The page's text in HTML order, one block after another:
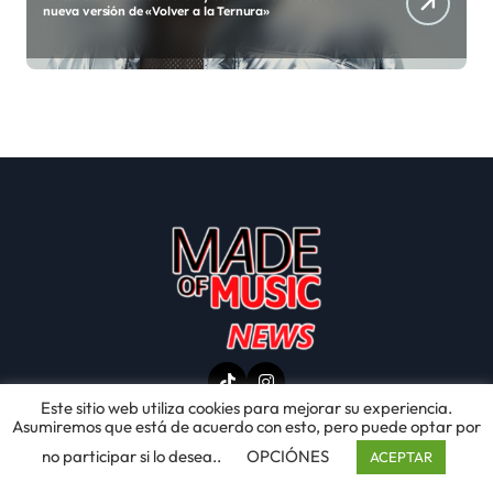
ó
n
e
a
d
a
referencia en su título a los Estados Unidos
© Copyright 2025 Made of Music Latino . Todos
Este sitio web utiliza cookies para mejorar su experiencia.
Asumiremos que está de acuerdo con esto, pero puede optar por
no participar si lo desea..
OPCIÓNES ACEPTAR